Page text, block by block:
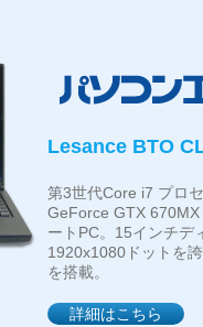
Lesance BTO
第3世代Core i7 プロ
GeForce GTX
ートPC。15インチデ
1920x1080ドットを
を搭載。
詳細はこちら